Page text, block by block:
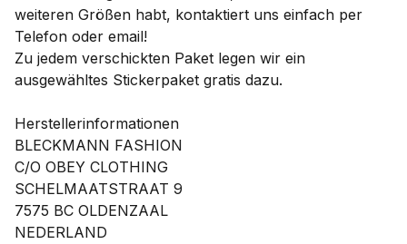
weiteren Größen habt, kontaktiert uns einfach per
Telefon oder email!
Zu jedem verschickten Paket legen wir ein
ausgewähltes Stickerpaket gratis dazu.
Herstellerinformationen
BLECKMANN FASHION
C/O OBEY CLOTHING
SCHELMAATSTRAAT 9
7575 BC OLDENZAAL
NEDERLAND